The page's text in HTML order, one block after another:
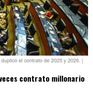
contrato millonario